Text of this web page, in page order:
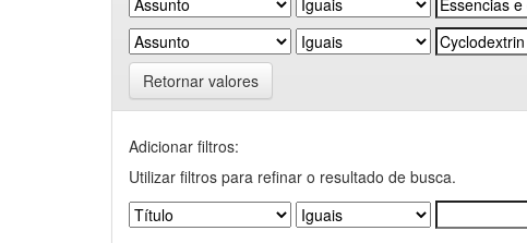
Retornar valores
Adicionar filtros:
Utilizar filtros para refinar o resultado de busca.